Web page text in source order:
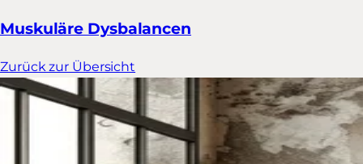
Muskuläre Dysbalancen
Zurück zur Übersicht